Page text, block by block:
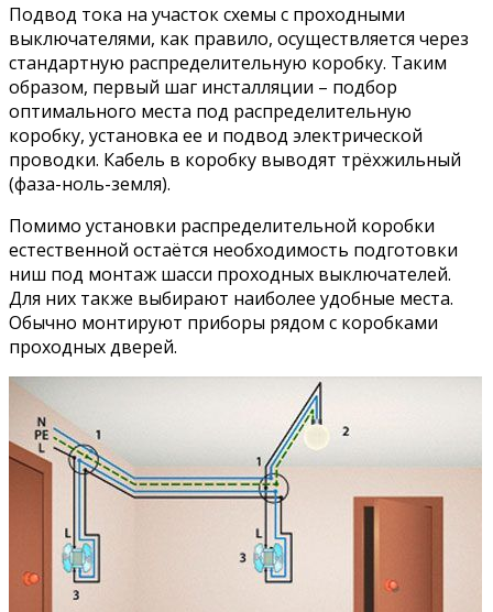
Подвод тока на участок схемы с проходными
выключателями, как правило, осуществляется через
стандартную распределительную коробку. Таким
образом, первый шаг инсталляции – подбор
оптимального места под распределительную
коробку, установка ее и подвод электрической
проводки. Кабель в коробку выводят трёхжильный
(фаза-ноль-земля).
Помимо установки распределительной коробки
естественной остаётся необходимость подготовки
ниш под монтаж шасси проходных выключателей.
Для них также выбирают наиболее удобные места.
Обычно монтируют приборы рядом с коробками
проходных дверей.